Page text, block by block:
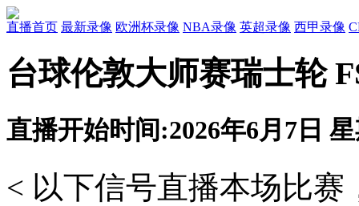
直播首页 最新录像 欧洲杯录像 NBA录像 英超录像 西甲录像
台球伦敦大师赛瑞士轮
直播开始时间:2026年6月7日
< 以下信号直播本场比